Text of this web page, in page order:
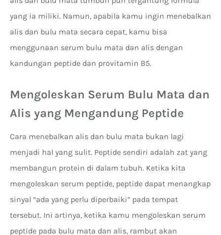
yang ia miliki. Namun, apabila kamu ingin menebalkan
alis dan bulu mata secara cepat, kamu bisa
menggunaan serum bulu mata dan alis dengan
kandungan peptide dan provitamin B5.
Mengoleskan Serum Bulu Mata dan
Alis yang Mengandung Peptide
Cara menebalkan alis dan bulu mata bukan lagi
menjadi hal yang sulit. Peptide sendiri adalah zat yang
membangun protein di dalam tubuh. Ketika kita
mengoleskan serum peptide, peptide dapat menangkap
sinyal “ada yang perlu diperbaiki” pada tempat
tersebut. Ini artinya, ketika kamu mengoleskan serum
peptide pada bulu mata dan alis, rambut akan